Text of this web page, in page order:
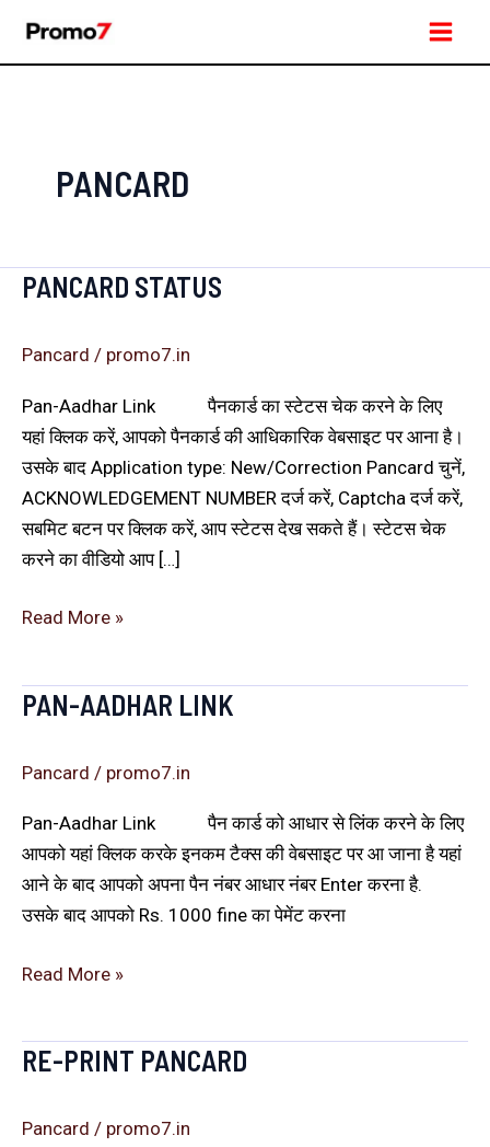
Main
PANCARD
PANCARD STATUS
Pancard / promo7.in
Pan-Aadhar Link पैनकार्ड का स्टेटस चेक करने के लिए
यहां क्लिक करें, आपको पैनकार्ड की आधिकारिक वेबसाइट पर आना है।
उसके बाद Application type: New/Correction Pancard चुनें,
ACKNOWLEDGEMENT NUMBER दर्ज करें, Captcha दर्ज करें,
सबमिट बटन पर क्लिक करें, आप स्टेटस देख सकते हैं। स्टेटस चेक
करने का वीडियो आप […]
Pancard
Read More »
PAN-AADHAR LINK
Pancard / promo7.in
Pan-Aadhar Link पैन कार्ड को आधार से लिंक करने के लिए
आपको यहां क्लिक करके इनकम टैक्स की वेबसाइट पर आ जाना है यहां
आने के बाद आपको अपना पैन नंबर आधार नंबर Enter करना है.
उसके बाद आपको Rs. 1000 fine का पेमेंट करना
Pan-
link
Read More »
RE-PRINT PANCARD
Pancard / promo7.in
Re-
Pancard